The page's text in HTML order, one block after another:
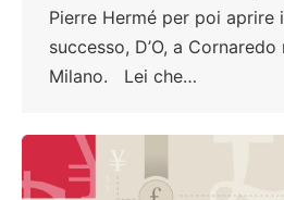
Pierre Hermé per poi aprire
successo, D’O, a
Milano. Lei che…